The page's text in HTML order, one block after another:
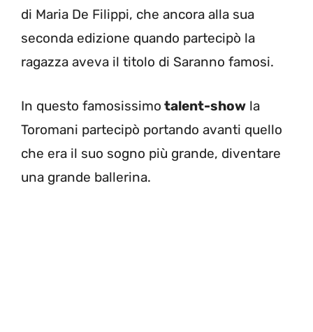
di Maria De Filippi, che ancora alla sua
seconda edizione quando partecipò la
ragazza aveva il titolo di Saranno famosi.
In questo famosissimo talent-show la
Toromani partecipò portando avanti quello
che era il suo sogno più grande, diventare
una grande ballerina.